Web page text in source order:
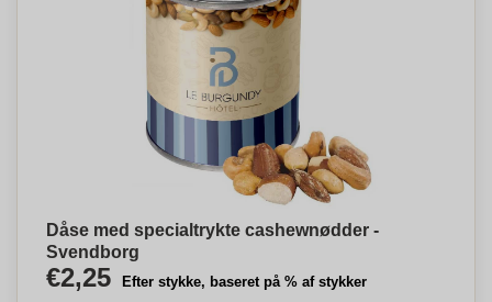
Dåse med specialtrykte cashewnødder -
Svendborg
€2,25 Efter stykke, baseret på % af stykker